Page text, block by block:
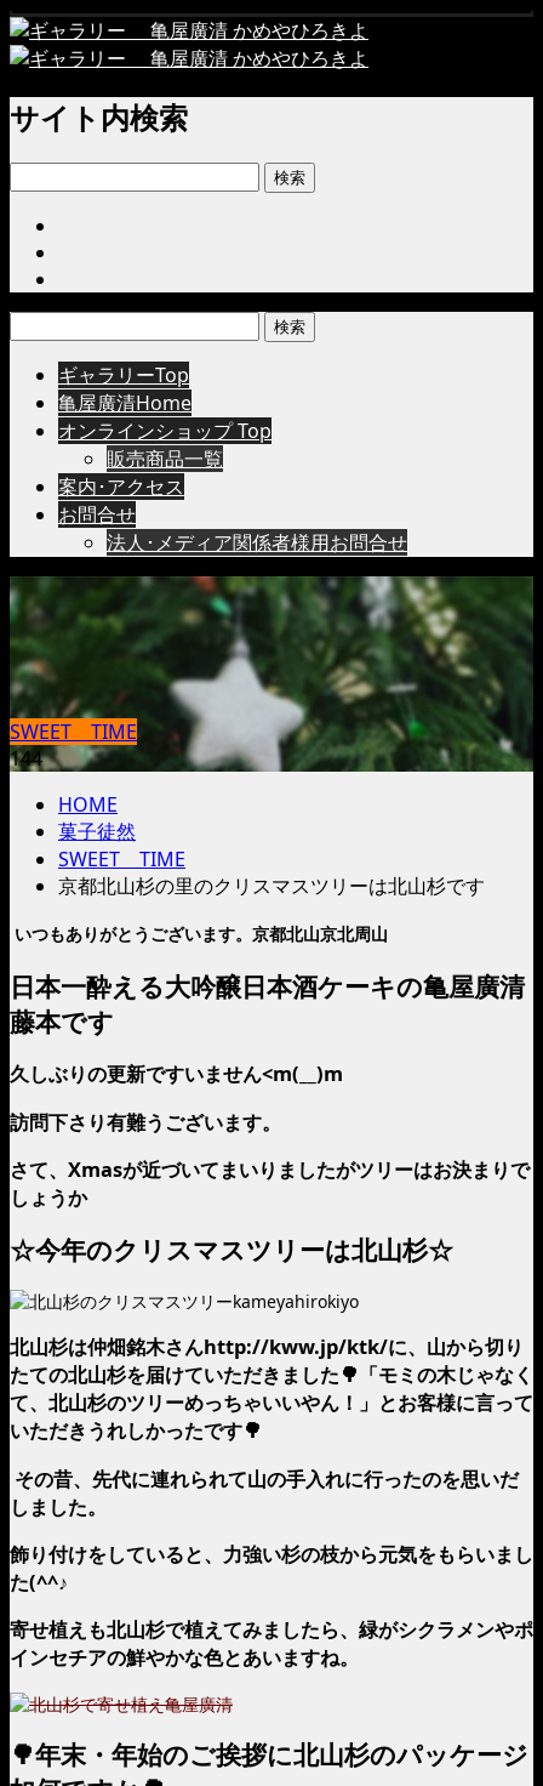
サイト内検索
ギャラリーTop
亀屋廣清Home
オンラインショップ Top
販売商品一覧
案内･アクセス
お問合せ
法人･メディア関係者様用お問合せ
SWEET TIME
144
HOME
菓子徒然
SWEET TIME
京都北山杉の里のクリスマスツリーは北山杉です
いつもありがとうございます。京都北山京北周山
日本一酔える大吟醸日本酒ケーキの亀屋廣清
藤本です
久しぶりの更新ですいません<m(__)m
訪問下さり有難うございます。
さて、Xmasが近づいてまいりましたがツリーはお決まりで
しょうか
☆今年のクリスマスツリーは北山杉☆
北山杉は仲畑銘木さんhttp://kww.jp/ktk/に、山から切り
たての北山杉を届けていただきました🌳「モミの木じゃなく
て、北山杉のツリーめっちゃいいやん！」とお客様に言って
いただきうれしかったです🌳
その昔、先代に連れられて山の手入れに行ったのを思いだ
しました。
飾り付けをしていると、力強い杉の枝から元気をもらいまし
た(^^♪
寄せ植えも北山杉で植えてみましたら、緑がシクラメンやポ
インセチアの鮮やかな色とあいますね。
🌳年末・年始のご挨拶に北山杉のパッケージ